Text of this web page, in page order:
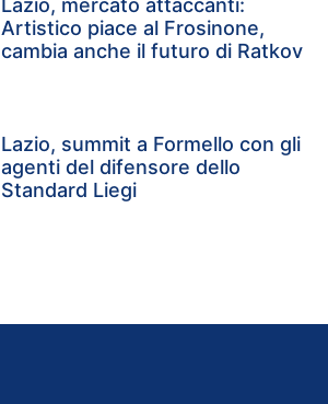
Lazio, mercato attaccanti:
Artistico piace al Frosinone,
cambia anche il futuro di Ratkov
Lazio, summit a Formello con gli
agenti del difensore dello
Standard Liegi